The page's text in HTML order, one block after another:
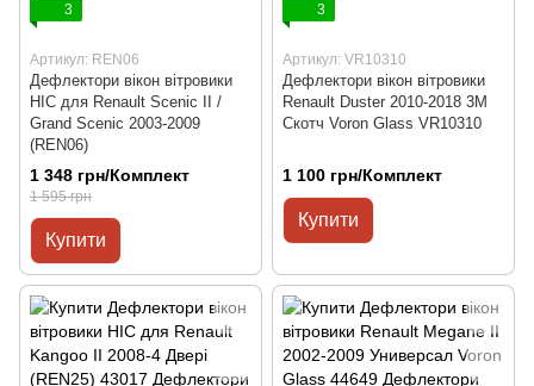
3
Артикул: REN06
Дефлектори вікон вітровики
HIC для Renault Scenic II /
Grand Scenic 2003-2009
(REN06)
1 348 грн/Комплект
1 595 грн
Купити
3
Артикул: VR10310
Дефлектори вікон вітровики
Renault Duster 2010-2018 3М
Скотч Voron Glass VR10310
1 100 грн/Комплект
Купити